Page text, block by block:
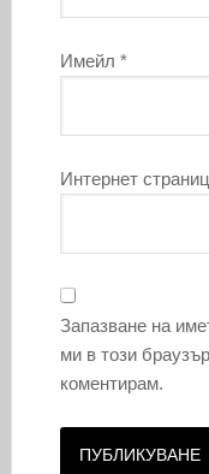
Имейл *
Интернет
Запазване на
ми в този
коментирам.